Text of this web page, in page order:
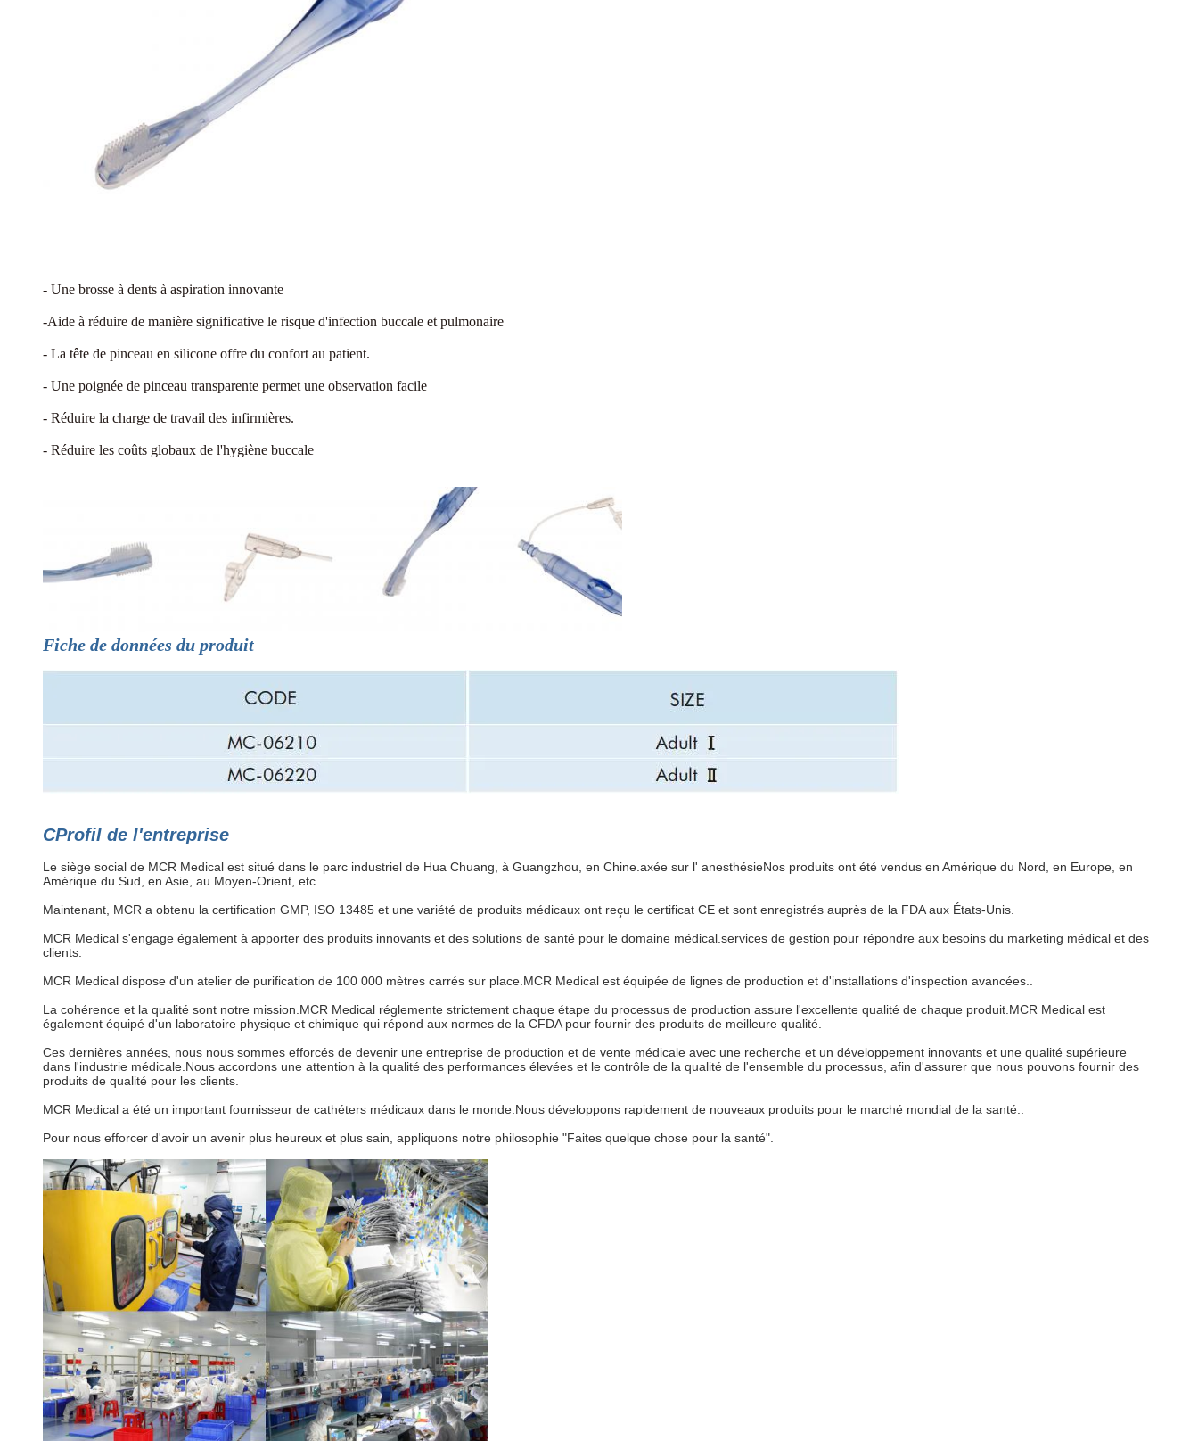
- Une brosse à dents à aspiration innovante
-Aide à réduire de manière significative le risque d'infection buccale et pulmonaire
- La tête de pinceau en silicone offre du confort au patient.
- Une poignée de pinceau transparente permet une observation facile
- Réduire la charge de travail des infirmières.
- Réduire les coûts globaux de l'hygiène buccale
Fiche de données du produit
CProfil de l'entreprise
Le siège social de MCR Medical est situé dans le parc industriel de Hua Chuang, à Guangzhou, en Chine.axée sur l' anesthésieNos produits ont été vendus en Amérique du Nord, en Europe, en
Amérique du Sud, en Asie, au Moyen-Orient, etc.
Maintenant, MCR a obtenu la certification GMP, ISO 13485 et une variété de produits médicaux ont reçu le certificat CE et sont enregistrés auprès de la FDA aux États-Unis.
MCR Medical s'engage également à apporter des produits innovants et des solutions de santé pour le domaine médical.services de gestion pour répondre aux besoins du marketing médical et des
clients.
MCR Medical dispose d'un atelier de purification de 100 000 mètres carrés sur place.MCR Medical est équipée de lignes de production et d'installations d'inspection avancées..
La cohérence et la qualité sont notre mission.MCR Medical réglemente strictement chaque étape du processus de production assure l'excellente qualité de chaque produit.MCR Medical est
également équipé d'un laboratoire physique et chimique qui répond aux normes de la CFDA pour fournir des produits de meilleure qualité.
Ces dernières années, nous nous sommes efforcés de devenir une entreprise de production et de vente médicale avec une recherche et un développement innovants et une qualité supérieure
dans l'industrie médicale.Nous accordons une attention à la qualité des performances élevées et le contrôle de la qualité de l'ensemble du processus, afin d'assurer que nous pouvons fournir des
produits de qualité pour les clients.
MCR Medical a été un important fournisseur de cathéters médicaux dans le monde.Nous développons rapidement de nouveaux produits pour le marché mondial de la santé..
Pour nous efforcer d'avoir un avenir plus heureux et plus sain, appliquons notre philosophie "Faites quelque chose pour la santé".